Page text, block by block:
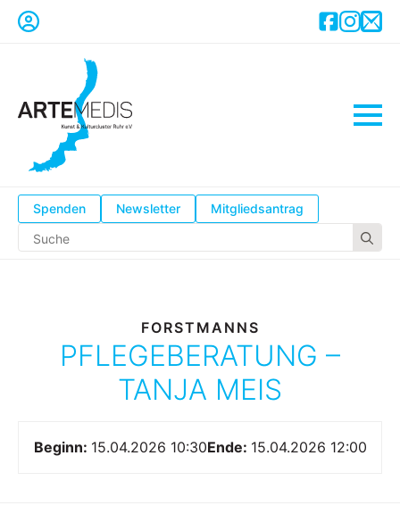
Spenden Newsletter Mitgliedsantrag
FORSTMANNS
PFLEGEBERATUNG –
TANJA MEIS
Beginn: 15.04.2026 10:30Ende: 15.04.2026 12:00